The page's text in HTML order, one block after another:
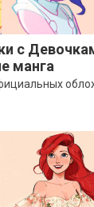
с
манга